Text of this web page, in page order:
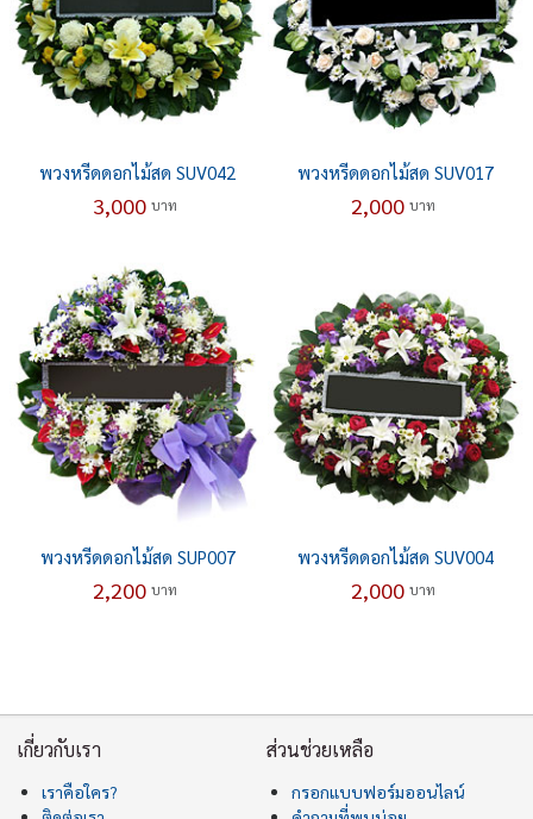
พวงหรีดดอกไม้สด SUV042
3,000 บาท
พวงหรีดดอกไม้สด SUV017
2,000 บาท
พวงหรีดดอกไม้สด SUP007
2,200 บาท
พวงหรีดดอกไม้สด SUV004
2,000 บาท
เกี่ยวกับเรา
เราคือใคร?
ส่วนช่วยเหลือ
กรอกแบบฟอร์มออนไลน์